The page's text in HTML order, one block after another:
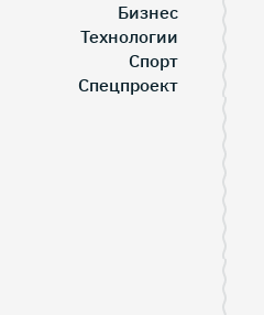
Бизнес
Технологии
Спорт
Спецпроект